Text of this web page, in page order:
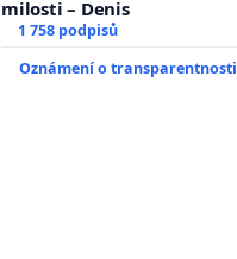
milosti – Denis
1 758 podpisů
Oznámení o transparentnosti